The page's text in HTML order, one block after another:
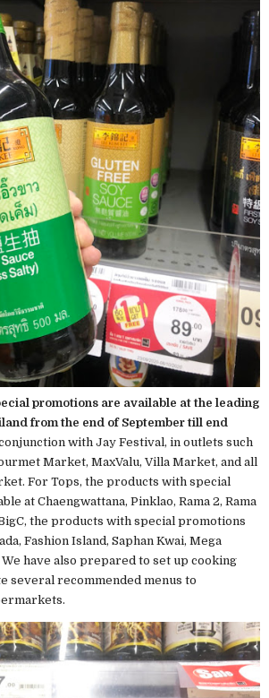
promotions are available at the leading
from the end of September till end
with Jay Festival, in outlets such
Market, MaxValu, Villa Market, and all
For Tops, the products with special
at Chaengwattana, Pinklao, Rama 2, Rama
the products with special promotions
Fashion Island, Saphan Kwai, Mega
We have also prepared to set up cooking
several recommended menus to